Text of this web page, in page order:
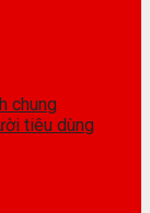
chung
tiêu dùng